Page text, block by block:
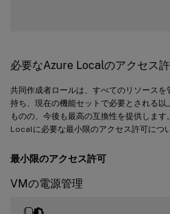
必要なAzure Localのアクセス
共同作成者ロールは、すべてのリソース
持ち、現在の機能セットで必要とされる
ものの、今後も最高の互換性を提供しま
Localに必要な最小限のアクセス許可につ
最小限のアクセス許可
VMの電源管理